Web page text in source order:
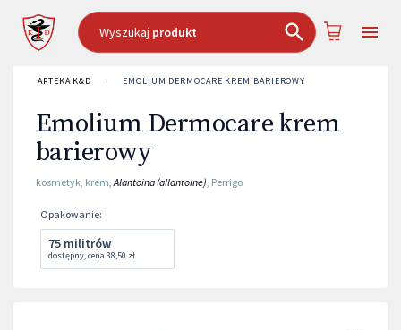
Wyszukaj produkt
APTEKA K&D › EMOLIUM DERMOCARE KREM BARIEROWY
Emolium Dermocare krem
barierowy
kosmetyk, krem,Alantoina (allantoine), Perrigo
Opakowanie:
75 militrów
dostępny,cena 38,50 zł